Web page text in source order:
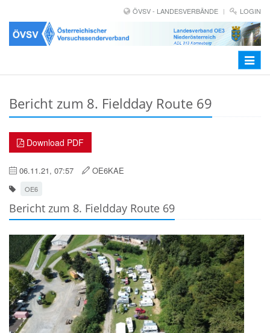
ÖVSV - LANDESVERBÄNDE LOGIN
Toggle
Bericht zum 8. Fieldday Route 69
Download PDF
06.11.21, 07:57 OE6KAE
OE6
Bericht zum 8. Fieldday Route 69